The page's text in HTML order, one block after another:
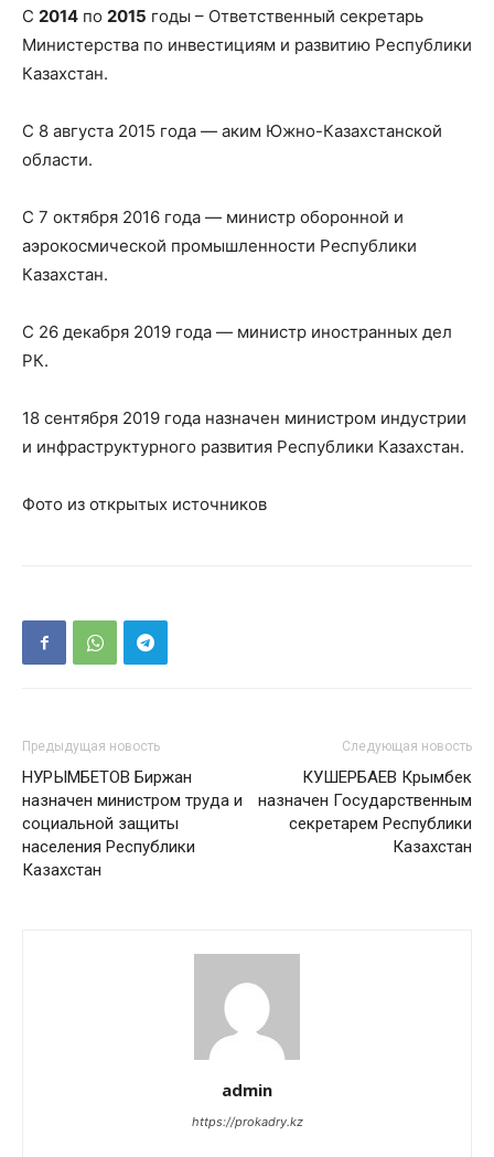
С 2014 по 2015 годы – Ответственный секретарь
Министерства по инвестициям и развитию Республики
Казахстан.
С 8 августа 2015 года — аким Южно-Казахстанской
области.
С 7 октября 2016 года — министр оборонной и
аэрокосмической промышленности Республики
Казахстан.
С 26 декабря 2019 года — министр иностранных дел
РК.
18 сентября 2019 года назначен министром индустрии
и инфраструктурного развития Республики Казахстан.
Фото из открытых источников
Предыдущая новость
НУРЫМБЕТОВ Биржан
назначен министром труда и
социальной защиты
населения Республики
Казахстан
Следующая новость
КУШЕРБАЕВ Крымбек
назначен Государственным
секретарем Республики
Казахстан
admin
https://prokadry.kz